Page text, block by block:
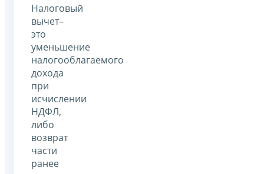
Налоговый
вычет–
это
уменьшение
налогооблагаемого
дохода
при
исчислении
НДФЛ,
либо
возврат
части
ранее